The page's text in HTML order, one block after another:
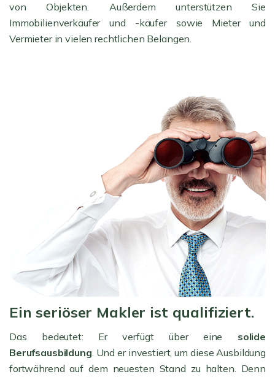
von Objekten. Außerdem unterstützen Sie
Immobilienverkäufer und -käufer sowie Mieter und
Vermieter in vielen rechtlichen Belangen.
Ein seriöser Makler ist qualifiziert.
Das bedeutet: Er verfügt über eine solide
Berufsausbildung . Und er investiert, um diese Ausbildung
fortwährend auf dem neuesten Stand zu halten. Denn